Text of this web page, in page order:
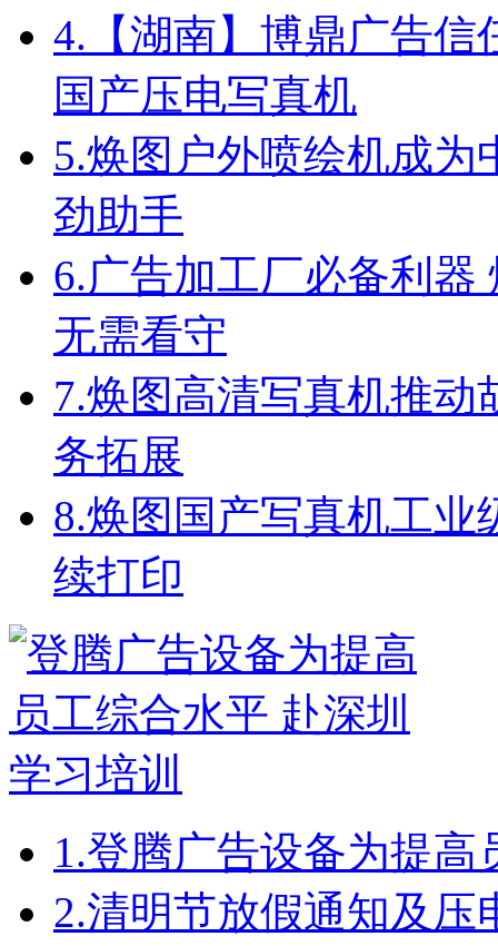
4. 【湖南】博鼎广告
国产压电写真机
5.焕图户外喷绘机成为
劲助手
6.广告加工厂必备利器
无需看守
7.焕图高清写真机推动
务拓展
8.焕图国产写真机工业
续打印
1.登腾广告设备为提高
2.清明节放假通知及压